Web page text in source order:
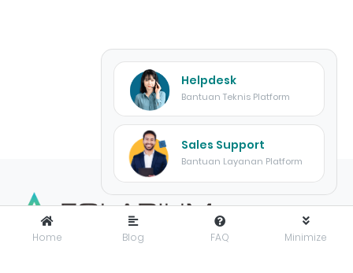
Home Blog FAQ Minimize
Helpdesk
Bantuan Teknis Platform
Sales Support
Bantuan Layanan Platform